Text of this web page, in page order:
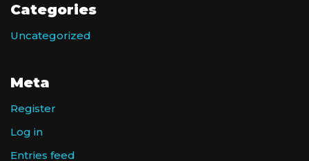
Categories
Uncategorized
Meta
Register
Log in
Entries feed